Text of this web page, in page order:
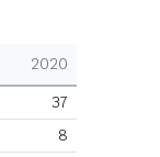
2020
37
8